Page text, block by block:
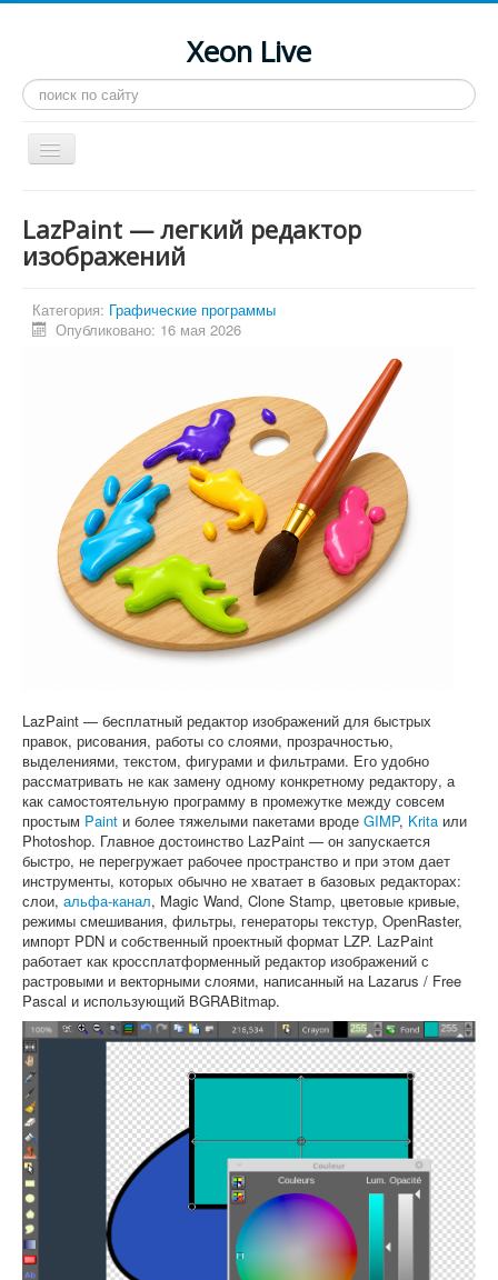
Xeon Live
Искать...
Toggle
Navigation
LGA 2011-3
Процессоры
Системные программы
Софт
LazPaint — легкий редактор
изображений
Категория: Графические программы
Опубликовано: 16 мая 2026
LazPaint — бесплатный редактор изображений для быстрых
правок, рисования, работы со слоями, прозрачностью,
выделениями, текстом, фигурами и фильтрами. Его удобно
рассматривать не как замену одному конкретному редактору, а
как самостоятельную программу в промежутке между совсем
простым Paint и более тяжелыми пакетами вроде GIMP, Krita или
Photoshop. Главное достоинство LazPaint — он запускается
быстро, не перегружает рабочее пространство и при этом дает
инструменты, которых обычно не хватает в базовых редакторах:
слои, альфа-канал, Magic Wand, Clone Stamp, цветовые кривые,
режимы смешивания, фильтры, генераторы текстур, OpenRaster,
импорт PDN и собственный проектный формат LZP. LazPaint
работает как кроссплатформенный редактор изображений с
растровыми и векторными слоями, написанный на Lazarus / Free
Pascal и использующий BGRABitmap.